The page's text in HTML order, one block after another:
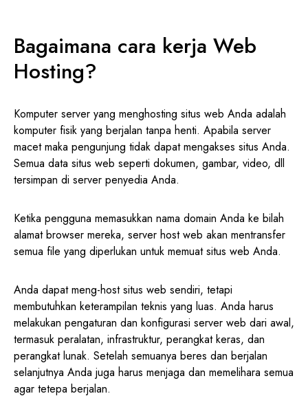
Bagaimana cara kerja Web
Hosting?
Komputer server yang menghosting situs web Anda adalah
komputer fisik yang berjalan tanpa henti. Apabila server
macet maka pengunjung tidak dapat mengakses situs Anda.
Semua data situs web seperti dokumen, gambar, video, dll
tersimpan di server penyedia Anda.
Ketika pengguna memasukkan nama domain Anda ke bilah
alamat browser mereka, server host web akan mentransfer
semua file yang diperlukan untuk memuat situs web Anda.
Anda dapat meng-host situs web sendiri, tetapi
membutuhkan keterampilan teknis yang luas. Anda harus
melakukan pengaturan dan konfigurasi server web dari awal,
termasuk peralatan, infrastruktur, perangkat keras, dan
perangkat lunak. Setelah semuanya beres dan berjalan
selanjutnya Anda juga harus menjaga dan memelihara semua
agar tetepa berjalan.